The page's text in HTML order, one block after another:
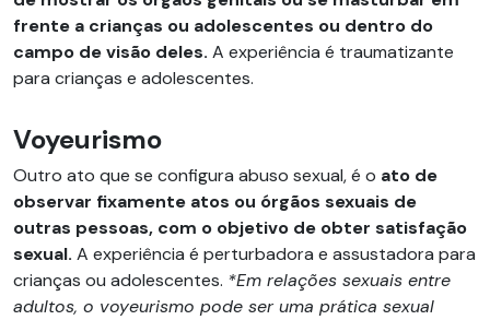
frente a crianças ou adolescentes ou dentro do
campo de visão deles. A experiência é traumatizante
para crianças e adolescentes.
Voyeurismo
Outro ato que se configura abuso sexual, é o ato de
observar fixamente atos ou órgãos sexuais de
outras pessoas, com o objetivo de obter satisfação
sexual. A experiência é perturbadora e assustadora para
crianças ou adolescentes. *Em relações sexuais entre
adultos, o voyeurismo pode ser uma prática sexual